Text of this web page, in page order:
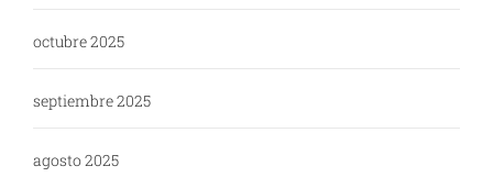
octubre 2025
septiembre 2025
agosto 2025